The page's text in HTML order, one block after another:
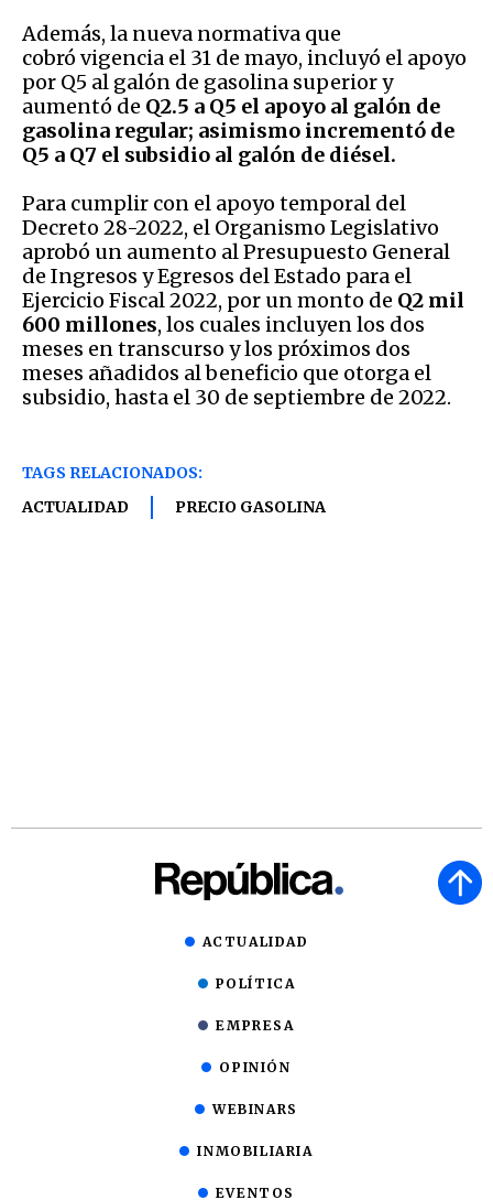
Además, la nueva normativa que
cobró vigencia el 31 de mayo, incluyó el apoyo
por Q5 al galón de gasolina superior y
aumentó de Q2.5 a Q5 el apoyo al galón de
gasolina regular; asimismo incrementó de
Q5 a Q7 el subsidio al galón de diésel.
Para cumplir con el apoyo temporal del
Decreto 28-2022, el Organismo Legislativo
aprobó un aumento al Presupuesto General
de Ingresos y Egresos del Estado para el
Ejercicio Fiscal 2022, por un monto de Q2 mil
600 millones, los cuales incluyen los dos
meses en transcurso y los próximos dos
meses añadidos al beneficio que otorga el
subsidio, hasta el 30 de septiembre de 2022.
TAGS RELACIONADOS:
ACTUALIDAD
PRECIO GASOLINA
ACTUALIDAD
POLÍTICA
EMPRESA
OPINIÓN
WEBINARS
INMOBILIARIA
EVENTOS